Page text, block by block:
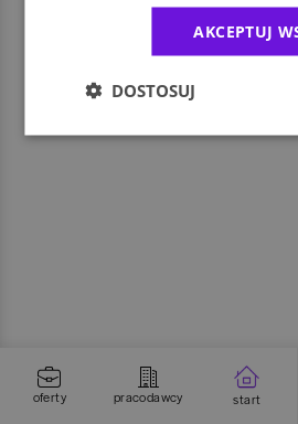
oferty pracodawcy start
AKCEPTUJ
DOSTOSUJ